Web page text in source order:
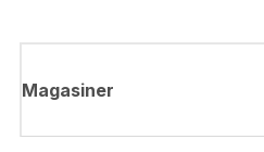
Magasiner